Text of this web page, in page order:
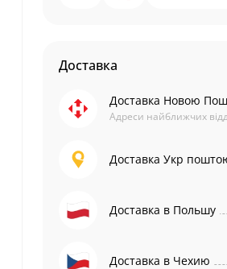
Доставка
Доставка Новою
Адреси найближчих
Доставка Укр
Доставка в Польшу
Доставка в Чехию